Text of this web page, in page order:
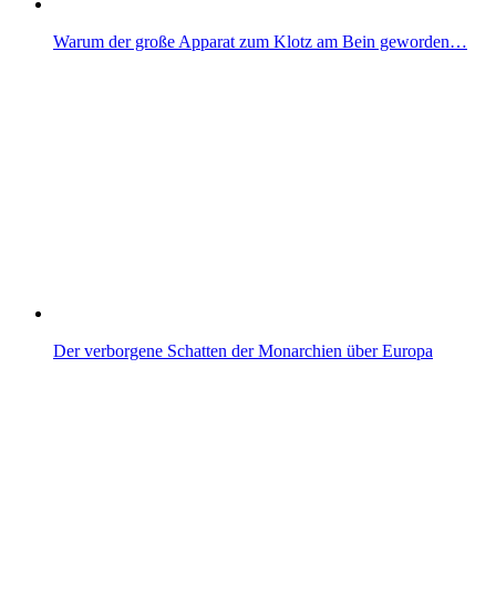
Warum der große Apparat zum Klotz am Bein geworden…
Der verborgene Schatten der Monarchien über Europa